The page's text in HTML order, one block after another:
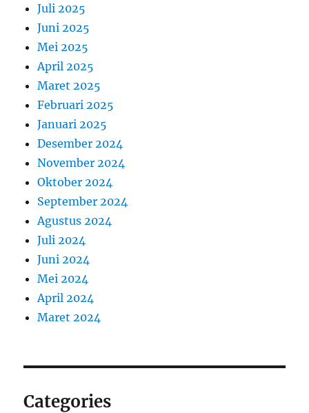
Juli 2025
Juni 2025
Mei 2025
April 2025
Maret 2025
Februari 2025
Januari 2025
Desember 2024
November 2024
Oktober 2024
September 2024
Agustus 2024
Juli 2024
Juni 2024
Mei 2024
April 2024
Maret 2024
Categories